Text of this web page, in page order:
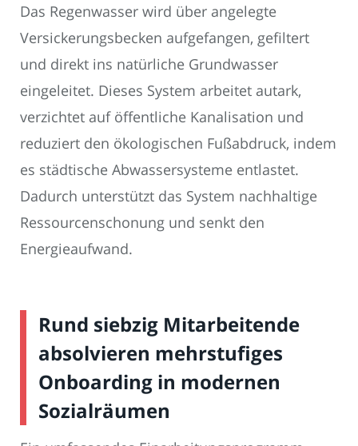
Das Regenwasser wird über angelegte
Versickerungsbecken aufgefangen, gefiltert
und direkt ins natürliche Grundwasser
eingeleitet. Dieses System arbeitet autark,
verzichtet auf öffentliche Kanalisation und
reduziert den ökologischen Fußabdruck, indem
es städtische Abwassersysteme entlastet.
Dadurch unterstützt das System nachhaltige
Ressourcenschonung und senkt den
Energieaufwand.
Rund siebzig Mitarbeitende
absolvieren mehrstufiges
Onboarding in modernen
Sozialräumen